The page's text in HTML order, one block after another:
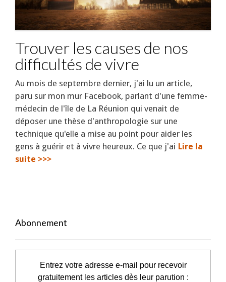
Trouver les causes de nos
difficultés de vivre
Au mois de septembre dernier, j'ai lu un article,
paru sur mon mur Facebook, parlant d'une femme-
médecin de l'île de La Réunion qui venait de
déposer une thèse d'anthropologie sur une
technique qu'elle a mise au point pour aider les
gens à guérir et à vivre heureux. Ce que j'ai Lire la
suite >>>
Abonnement
Entrez votre adresse e-mail pour recevoir
gratuitement les articles dès leur parution :